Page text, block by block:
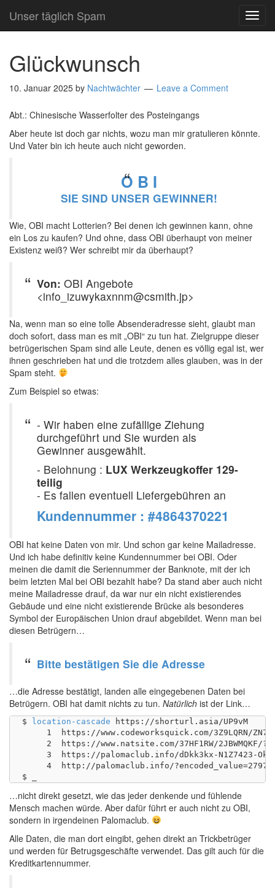
Unser täglich Spam
Glückwunsch
10. Januar 2025 by Nachtwächter Leave a Comment
Abt.: Chinesische Wasserfolter des Posteingangs
Aber heute ist doch gar nichts, wozu man mir gratulieren könnte.
Und Vater bin ich heute auch nicht geworden.
O B I
SIE SIND UNSER GEWINNER!
Wie, OBI macht Lotterien? Bei denen ich gewinnen kann, ohne
ein Los zu kaufen? Und ohne, dass OBI überhaupt von meiner
Existenz weiß? Wer schreibt mir da überhaupt?
Von: OBI Angebote
<info_izuwykaxnnm@csmith.jp>
Na, wenn man so eine tolle Absenderadresse sieht, glaubt man
doch sofort, dass man es mit „OBI“ zu tun hat. Zielgruppe dieser
betrügerischen Spam sind alle Leute, denen es völlig egal ist, wer
ihnen geschrieben hat und die trotzdem alles glauben, was in der
Spam steht.
Zum Beispiel so etwas:
- Wir haben eine zufällige Ziehung
durchgeführt und Sie wurden als
Gewinner ausgewählt.
- Belohnung : LUX Werkzeugkoffer 129-
teilig
- Es fallen eventuell Liefergebühren an
Kundennummer : #4864370221
OBI hat keine Daten von mir. Und schon gar keine Mailadresse.
Und ich habe definitiv keine Kundennummer bei OBI. Oder
meinen die damit die Seriennummer der Banknote, mit der ich
beim letzten Mal bei OBI bezahlt habe? Da stand aber auch nicht
meine Mailadresse drauf, da war nur ein nicht existierendes
Gebäude und eine nicht existierende Brücke als besonderes
Symbol der Europäischen Union drauf abgebildet. Wenn man bei
diesen Betrügern…
Bitte bestätigen Sie die Adresse
…die Adresse bestätigt, landen alle eingegebenen Daten bei
Betrügern. OBI hat damit nichts zu tun. Natürlich ist der Link…
$ location-cascade https://shorturl.asia/UP9vM
     1	https://www.codeworksquick.com/3Z9LQRN/ZN7MSX8/
     2	https://www.natsite.com/37HF1RW/2JBWMQKF/?source_id=1835&sub1=9d7c7976cd18431dba8790c3cfd36eb1
     3	https://palomaclub.info/dDkk3kx-N1Z7423-Ok4×6-xzvTpLm9/?encoded_value=279768Q&sub1=9d7c7976cd18431dba8790c3cfd36eb1&sub2=&sub3=&sub4=&sub5=24476&source_id=1835&ip=92.210.0.56&domain=www.natsite.com
     4	http://palomaclub.info/?encoded_value=279768Q&sub1=9d7c7976cd18431dba8790c3cfd36eb1&sub2=&sub3=&sub4=&sub5=24476&source_id=1835&ip=92.210.0.56&domain=www.natsite.com
…nicht direkt gesetzt, wie das jeder denkende und fühlende
Mensch machen würde. Aber dafür führt er auch nicht zu OBI,
sondern in irgendeinen Palomaclub.
Alle Daten, die man dort eingibt, gehen direkt an Trickbetrüger
und werden für Betrugsgeschäfte verwendet. Das gilt auch für die
Kreditkartennummer.